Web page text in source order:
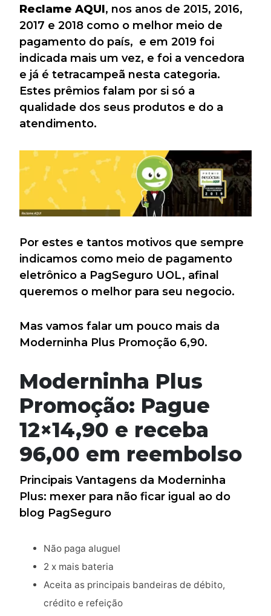
Reclame AQUI, nos anos de 2015, 2016,
2017 e 2018 como o melhor meio de
pagamento do país, e em 2019 foi
indicada mais um vez, e foi a vencedora
e já é tetracampeã nesta categoria.
Estes prêmios falam por si só a
qualidade dos seus produtos e do a
atendimento.
Por estes e tantos motivos que sempre
indicamos como meio de pagamento
eletrônico a PagSeguro UOL, afinal
queremos o melhor para seu negocio.
Mas vamos falar um pouco mais da
Moderninha Plus Promoção 6,90.
Moderninha Plus
Promoção: Pague
12×14,90 e receba
96,00 em reembolso
Principais Vantagens da Moderninha
Plus: mexer para não ficar igual ao do
blog PagSeguro
Não paga aluguel
2 x mais bateria
Aceita as principais bandeiras de débito,
crédito e refeição